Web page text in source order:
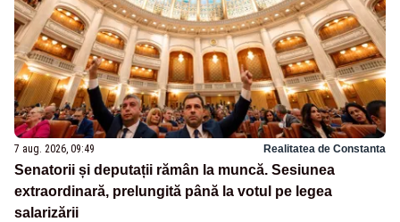
7 aug. 2026, 09:49 Realitatea de Constanta
Senatorii și deputații rămân la muncă. Sesiunea
extraordinară, prelungită până la votul pe legea
salarizării